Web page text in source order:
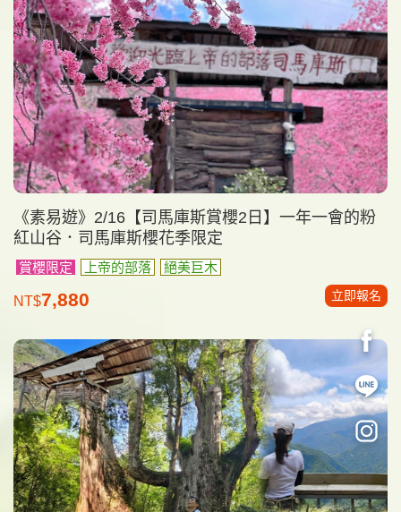
《素易遊》2/16【司馬庫斯賞櫻2日】一年一會的粉
紅山谷．司馬庫斯櫻花季限定
賞櫻限定 上帝的部落 絕美巨木
NT$7,880 立即報名